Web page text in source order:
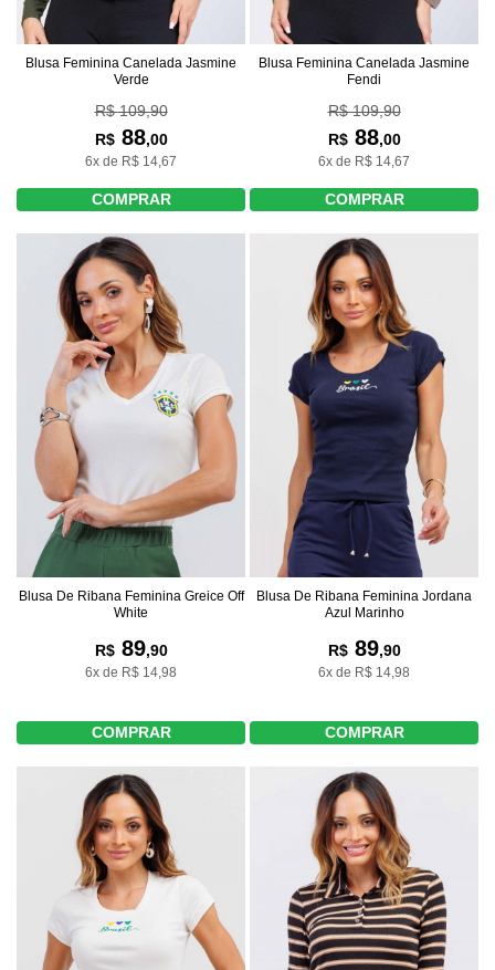
Blusa Feminina Canelada Jasmine
Verde
R$ 109,90
R$88,00
6x de R$ 14,67
COMPRAR
Blusa Feminina Canelada Jasmine
Fendi
R$ 109,90
R$88,00
6x de R$ 14,67
COMPRAR
Blusa De Ribana Feminina Greice Off
White
R$89,90
6x de R$ 14,98
COMPRAR
Blusa De Ribana Feminina Jordana
Azul Marinho
R$89,90
6x de R$ 14,98
COMPRAR